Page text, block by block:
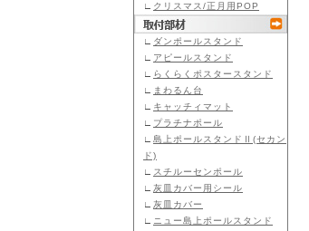
∟ クリスマス/正月用POP
∟ ダンポールスタンド
∟ アピールスタンド
∟ らくらくポスタースタンド
∟
まわるん台
∟ キャッチィマット
∟ プラチナポール
∟ 島上ポールスタンドⅡ(セカン
ド)
∟ スチルーセンポール
∟ 灰皿カバー用シール
∟ 灰皿カバー
∟
ニュー島上ポールスタンド